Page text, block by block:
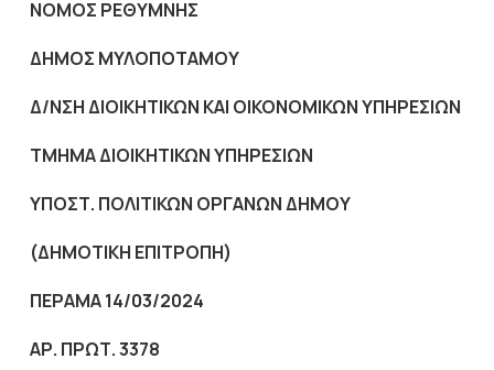
NOMOΣ ΡΕΘΥΜΝΗΣ
ΔΗΜΟΣ ΜΥΛΟΠΟΤΑΜΟΥ
Δ/ΝΣΗ ΔΙΟΙΚΗΤΙΚΩΝ ΚΑΙ ΟΙΚΟΝΟΜΙΚΩΝ ΥΠΗΡΕΣΙΩΝ
ΤΜΗΜΑ ΔΙΟΙΚΗΤΙΚΩΝ ΥΠΗΡΕΣΙΩΝ
ΥΠΟΣΤ. ΠΟΛΙΤΙΚΩΝ ΟΡΓΑΝΩΝ ΔΗΜΟΥ
(ΔΗΜΟΤΙΚΗ ΕΠΙΤΡΟΠΗ)
ΠΕΡΑΜΑ 14/03/2024
ΑΡ. ΠΡΩΤ. 3378